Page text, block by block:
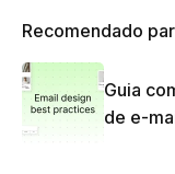
Recomendado
Guia
de e-